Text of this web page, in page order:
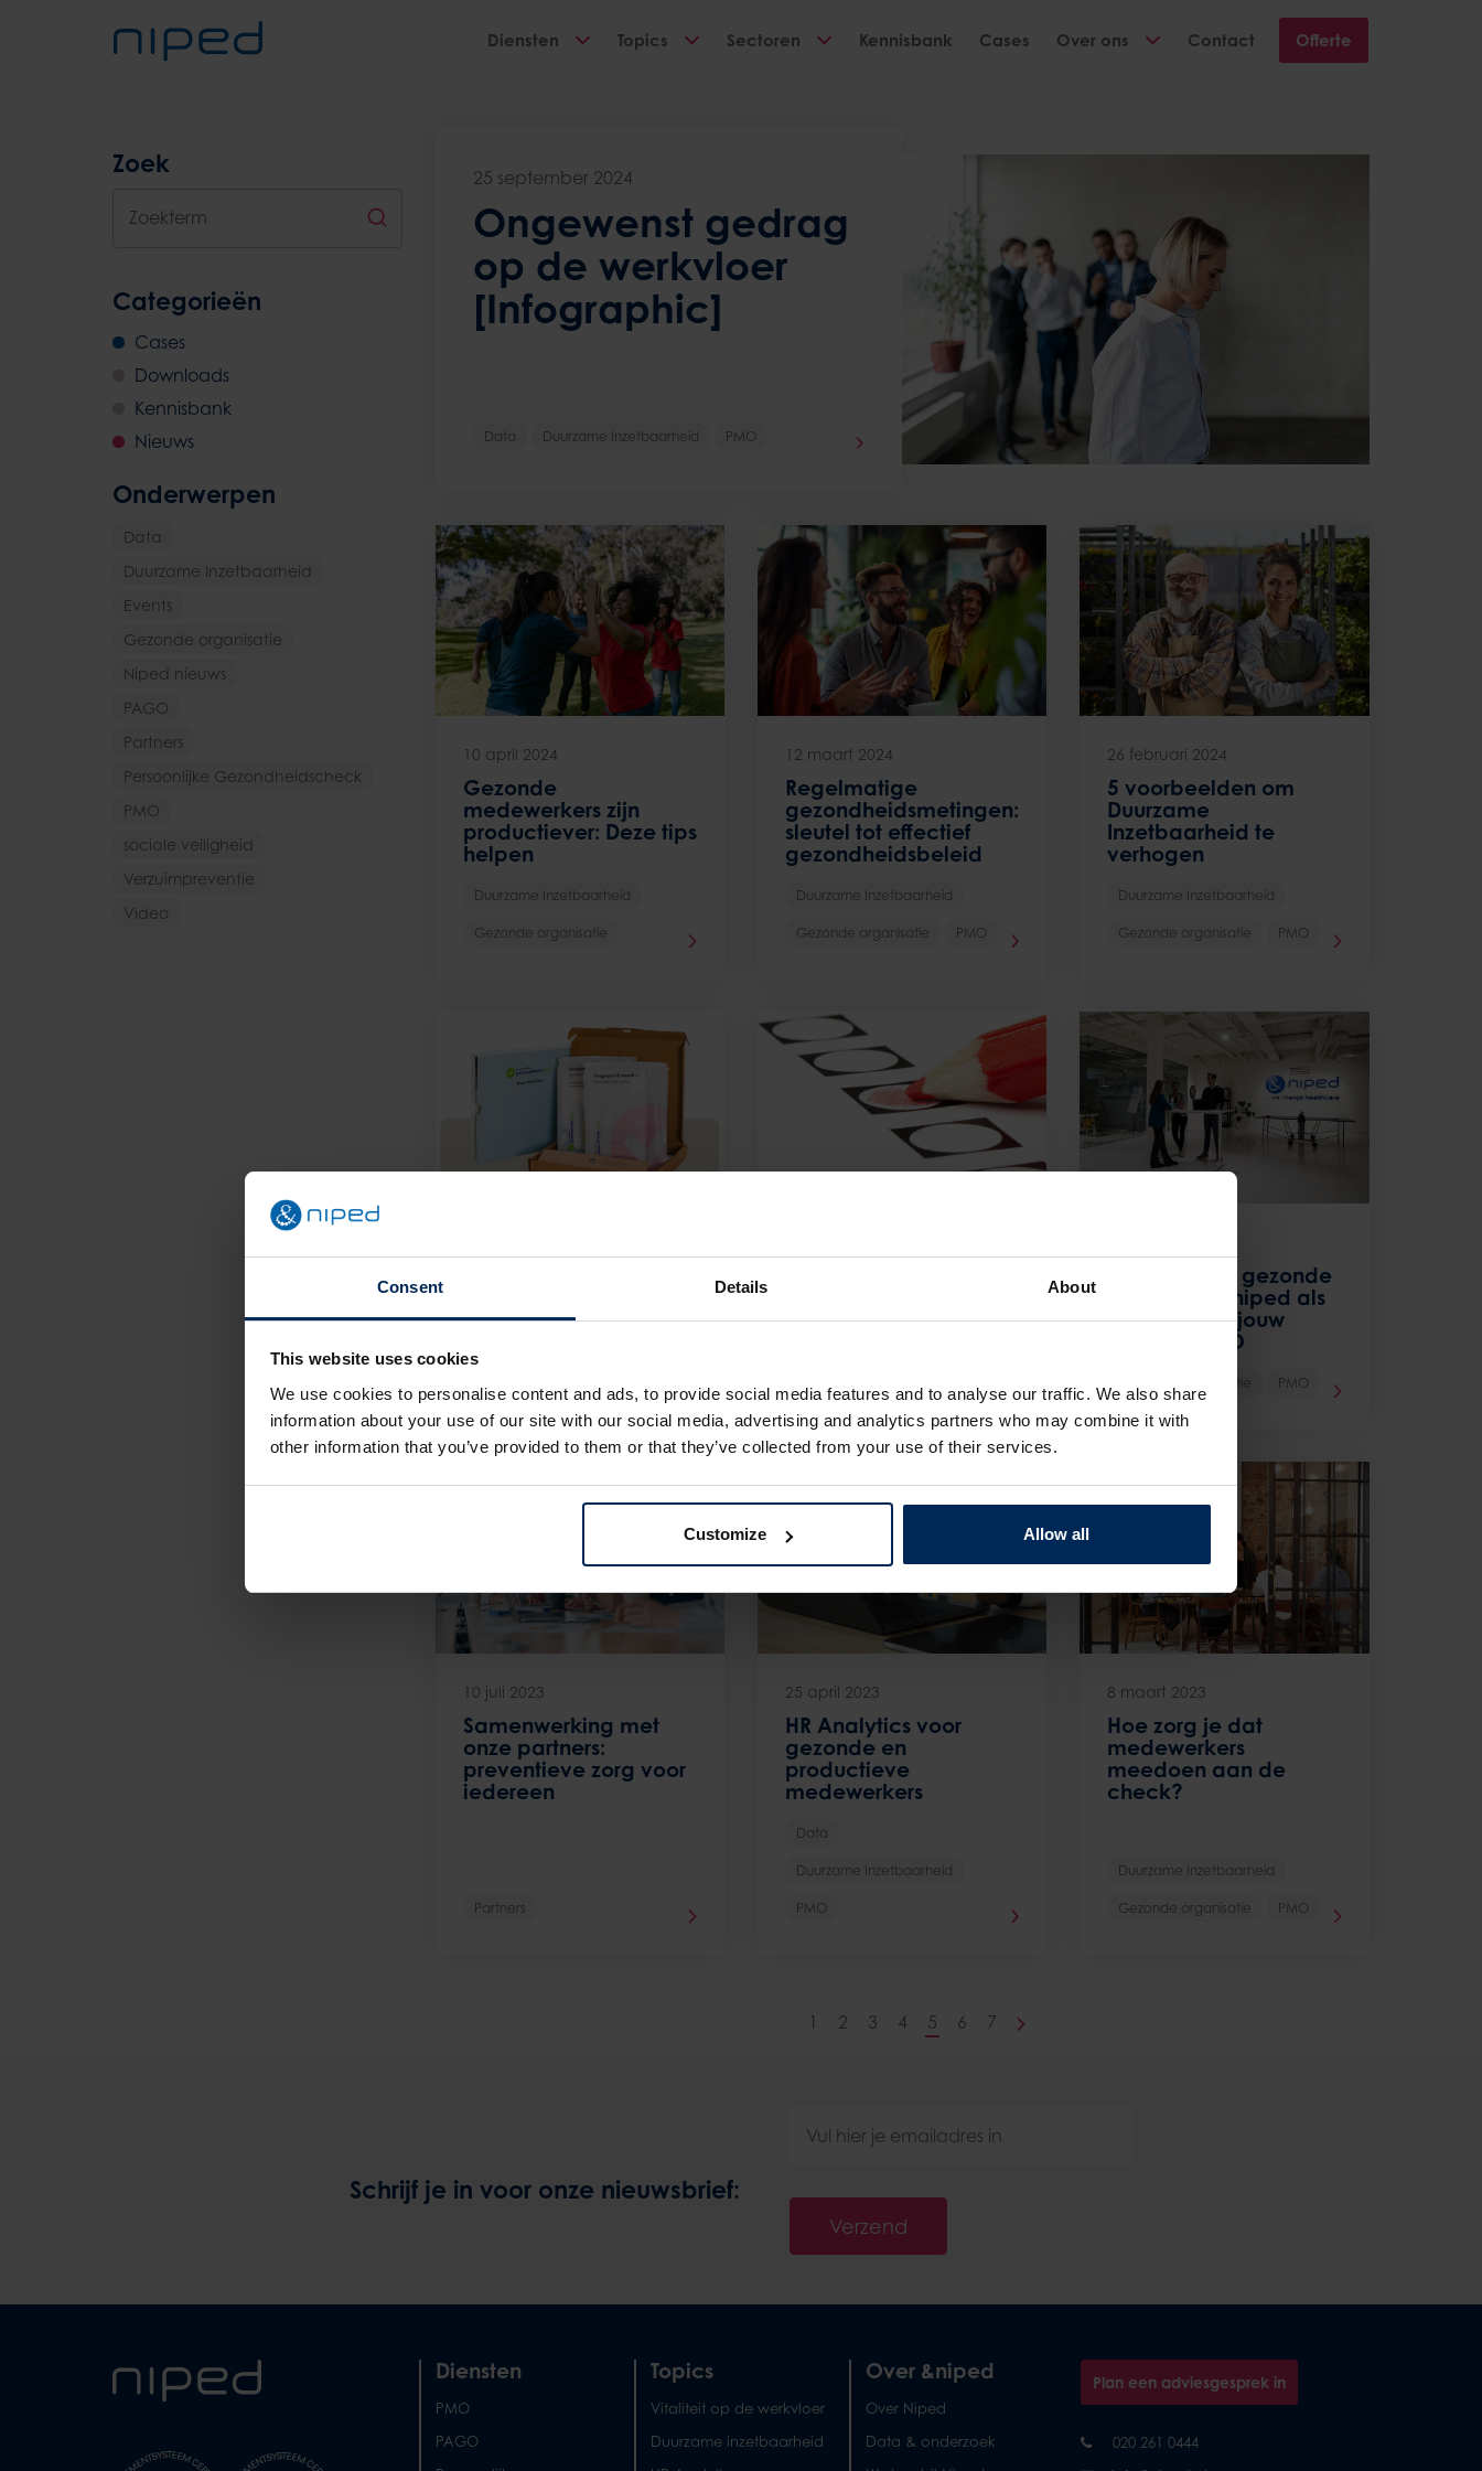
Consent Details About
This website uses cookies
We use cookies to personalise content and ads, to provide social media features and to analyse our traffic. We also share
information about your use of our site with our social media, advertising and analytics partners who may combine it with
other information that you’ve provided to them or that they’ve collected from your use of their services.
Customize Allow all
Diensten Topics Sectoren Kennisbank Cases Over ons Contact Offerte
Zoek
Zoekterm
Categorieën
Cases
Downloads
Kennisbank
Nieuws
Onderwerpen
Data
Duurzame Inzetbaarheid
Events
Gezonde organisatie
Niped nieuws
PAGO
Partners
Persoonlijke Gezondheidscheck
PMO
sociale veiligheid
Verzuimpreventie
Video
25 september 2024
Ongewenst gedrag
op de werkvloer
[Infographic]
Data Duurzame Inzetbaarheid PMO
10 april 2024
Gezonde
medewerkers zijn
productiever: Deze tips
helpen
Duurzame Inzetbaarheid
Gezonde organisatie
12 maart 2024
Regelmatige
gezondheidsmetingen:
sleutel tot effectief
gezondheidsbeleid
Duurzame Inzetbaarheid
Gezonde organisatie PMO
26 februari 2024
5 voorbeelden om
Duurzame
Inzetbaarheid te
verhogen
Duurzame Inzetbaarheid
Gezonde organisatie PMO
2023
Op naar een gezonde
werkvloer: &niped als
partner voor jouw
PAGO of PMO
Gezonde organisatie PMO
10 juli 2023
Samenwerking met
onze partners:
preventieve zorg voor
iedereen
Partners
25 april 2023
HR Analytics voor
gezonde en
productieve
medewerkers
Data
Duurzame Inzetbaarheid
PMO
8 maart 2023
Hoe zorg je dat
medewerkers
meedoen aan de
check?
Duurzame Inzetbaarheid
Gezonde organisatie PMO
1 2 3 4 5 6 7
Schrijf je in voor onze nieuwsbrief:
Verzend
Diensten
PMO
PAGO
Topics
Vitaliteit op de werkvloer
Duurzame inzetbaarheid
Over &niped
Over Niped
Data & onderzoek
Plan een adviesgesprek in
020 261 0444